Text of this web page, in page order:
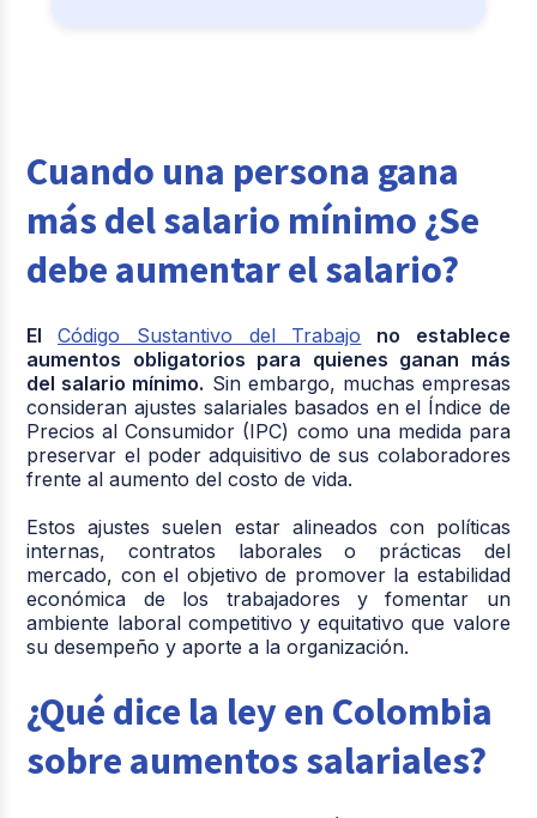
Cuando una persona gana
más del salario mínimo ¿Se
debe aumentar el salario?
ElCódigo Sustantivo del Trabajo no establece
aumentos obligatorios para quienes ganan más
del salario mínimo. Sin embargo, muchas empresas
consideran ajustes salariales basados en el Índice de
Precios al Consumidor (IPC) como una medida para
preservar el poder adquisitivo de sus colaboradores
frente al aumento del costo de vida.
Estos ajustes suelen estar alineados con políticas
internas, contratos laborales o prácticas del
mercado, con el objetivo de promover la estabilidad
económica de los trabajadores y fomentar un
ambiente laboral competitivo y equitativo que valore
su desempeño y aporte a la organización.
¿Qué dice la ley en Colombia
sobre aumentos salariales?